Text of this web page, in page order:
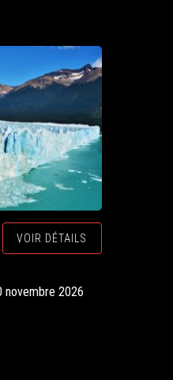
VOIR DÉTAILS
novembre 2026